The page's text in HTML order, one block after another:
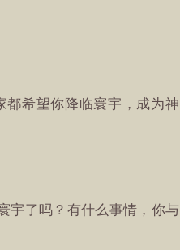
都希望你降临寰宇，成为神
宇了吗？有什么事情，你与